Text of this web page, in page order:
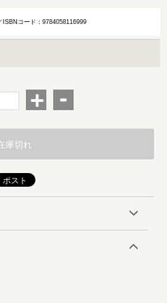
ISBNコード：9784058116999
+ -
庫切れ